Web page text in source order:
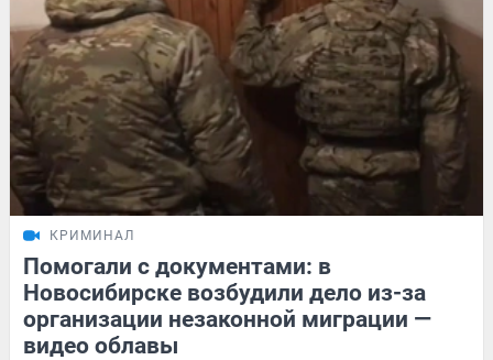
КРИМИНАЛ
Помогали с документами: в
Новосибирске возбудили дело из-за
организации незаконной миграции —
видео облавы